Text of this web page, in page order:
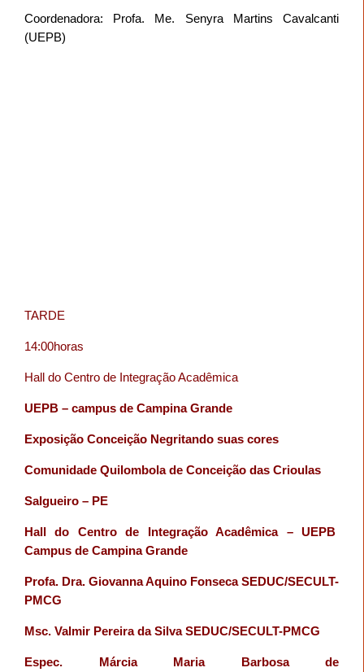
Coordenadora: Profa. Me. Senyra Martins Cavalcanti
(UEPB)
TARDE
14:00horas
Hall do Centro de Integração Acadêmica
UEPB – campus de Campina Grande
Exposição Conceição Negritando suas cores
Comunidade Quilombola de Conceição das Crioulas
Salgueiro – PE
Hall do Centro de Integração Acadêmica – UEPB
Campus de Campina Grande
Profa. Dra. Giovanna Aquino Fonseca SEDUC/SECULT-
PMCG
Msc. Valmir Pereira da Silva SEDUC/SECULT-PMCG
Espec. Márcia Maria Barbosa de